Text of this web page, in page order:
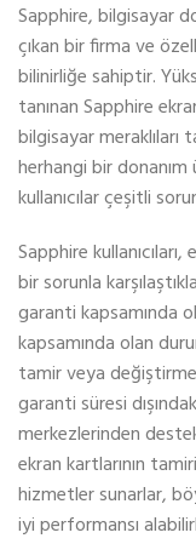
Sapphire, bilgisayar
çıkan bir firma ve
bilinirliğe sahiptir.
tanınan Sapphire
bilgisayar meraklıları
herhangi bir
kullanıcılar çeşitli
Sapphire
bir sorunla
garanti kapsamında
kapsamında olan
tamir veya
garanti süresi
merkezlerinden
ekran kartlarının
hizmetler sunarlar,
iyi performansı